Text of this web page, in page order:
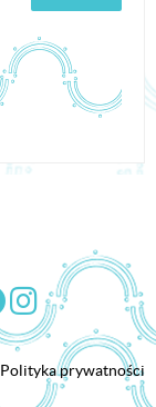
Polityka prywatności